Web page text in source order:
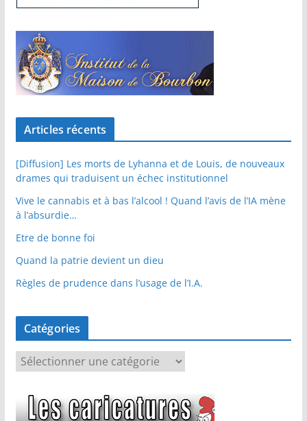
Articles récents
[Diffusion] Les morts de Lyhanna et de Louis, de nouveaux
drames qui traduisent un échec institutionnel
Vive le cannabis et à bas l’alcool ! Quand l’avis de l’IA mène
à l’absurdie…
Etre de bonne foi
Quand la patrie devient un dieu
Règles de prudence dans l’usage de l’I.A.
Catégories
a
é